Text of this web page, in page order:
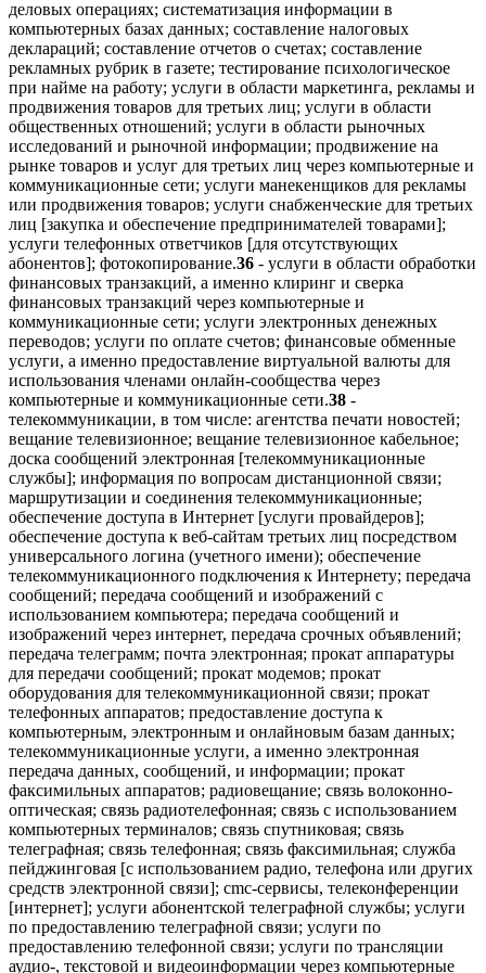
деловых операциях; систематизация информации в
компьютерных базах данных; составление налоговых
деклараций; составление отчетов о счетах; составление
рекламных рубрик в газете; тестирование психологическое
при найме на работу; услуги в области маркетинга, рекламы и
продвижения товаров для третьих лиц; услуги в области
общественных отношений; услуги в области рыночных
исследований и рыночной информации; продвижение на
рынке товаров и услуг для третьих лиц через компьютерные и
коммуникационные сети; услуги манекенщиков для рекламы
или продвижения товаров; услуги снабженческие для третьих
лиц [закупка и обеспечение предпринимателей товарами];
услуги телефонных ответчиков [для отсутствующих
абонентов]; фотокопирование.36 - услуги в области обработки
финансовых транзакций, а именно клиринг и сверка
финансовых транзакций через компьютерные и
коммуникационные сети; услуги электронных денежных
переводов; услуги по оплате счетов; финансовые обменные
услуги, а именно предоставление виртуальной валюты для
использования членами онлайн-сообщества через
компьютерные и коммуникационные сети.38 -
телекоммуникации, в том числе: агентства печати новостей;
вещание телевизионное; вещание телевизионное кабельное;
доска сообщений электронная [телекоммуникационные
службы]; информация по вопросам дистанционной связи;
маршрутизации и соединения телекоммуникационные;
обеспечение доступа в Интернет [услуги провайдеров];
обеспечение доступа к веб-сайтам третьих лиц посредством
универсального логина (учетного имени); обеспечение
телекоммуникационного подключения к Интернету; передача
сообщений; передача сообщений и изображений с
использованием компьютера; передача сообщений и
изображений через интернет, передача срочных объявлений;
передача телеграмм; почта электронная; прокат аппаратуры
для передачи сообщений; прокат модемов; прокат
оборудования для телекоммуникационной связи; прокат
телефонных аппаратов; предоставление доступа к
компьютерным, электронным и онлайновым базам данных;
телекоммуникационные услуги, а именно электронная
передача данных, сообщений, и информации; прокат
факсимильных аппаратов; радиовещание; связь волоконно-
оптическая; связь радиотелефонная; связь с использованием
компьютерных терминалов; связь спутниковая; связь
телеграфная; связь телефонная; связь факсимильная; служба
пейджинговая [с использованием радио, телефона или других
средств электронной связи]; cmc-сервисы, телеконференции
[интернет]; услуги абонентской телеграфной службы; услуги
по предоставлению телеграфной связи; услуги по
предоставлению телефонной связи; услуги по трансляции
аудио-, текстовой и видеоинформации через компьютерные